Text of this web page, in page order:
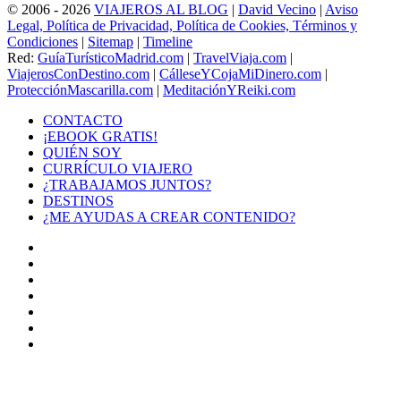
© 2006 - 2026 VIAJEROS AL BLOG | David Vecino | Aviso
Legal, Política de Privacidad, Política de Cookies, Términos y
Condiciones | Sitemap | Timeline
Red: GuíaTurísticoMadrid.com | TravelViaja.com |
ViajerosConDestino.com | CálleseYCojaMiDinero.com |
ProtecciónMascarilla.com | MeditaciónYReiki.com
CONTACTO
¡EBOOK GRATIS!
QUIÉN SOY
CURRÍCULO VIAJERO
¿TRABAJAMOS JUNTOS?
DESTINOS
¿ME AYUDAS A CREAR CONTENIDO?